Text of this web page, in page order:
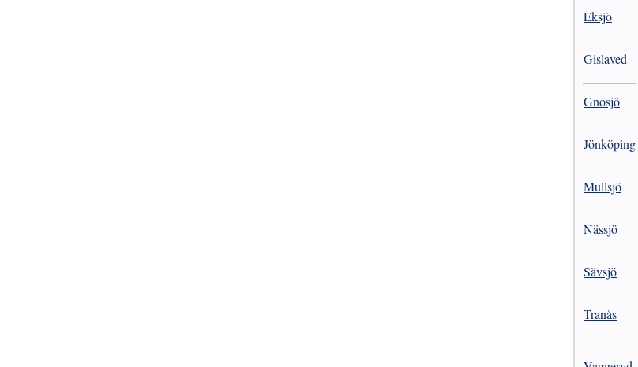
Eksjö
Gislaved
Gnosjö
Jönköping
Mullsjö
Nässjö
Sävsjö
Tranås